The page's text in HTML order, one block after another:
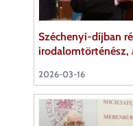
Széchenyi-díjban
irodalomtörténész,
2026-03-16